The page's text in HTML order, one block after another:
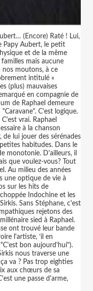
(Encore) Raté ! Lui,
Papy Aubert, le petit
et de la même
mais aucune
nos moutons, à ce
intitulé «
(plus) mauvaises
en compagnie de
de Raphael demeure
C'est logique.
vrai. Raphael
à la chanson
de lui jouer des sérénades
habitudes. Dans le
monotonie. D'ailleurs, il
que voulez-vous? Tout
Au milieu des années
une optique de vie à
sur les hits de
Indochine et les
Sans Stéphane, c'est
rejetons des
sied à Raphael.
ont trouvé leur bande
l'artiste, ‘il en
bon aujourd'hui").
nous traverse une
va ? Pas trop eighties
aux chœurs de sa
une passe d'arme,